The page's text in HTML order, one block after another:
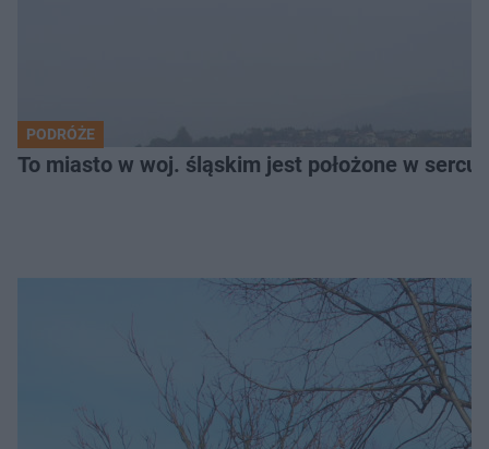
PODRÓŻE
To miasto w woj. śląskim jest położone w